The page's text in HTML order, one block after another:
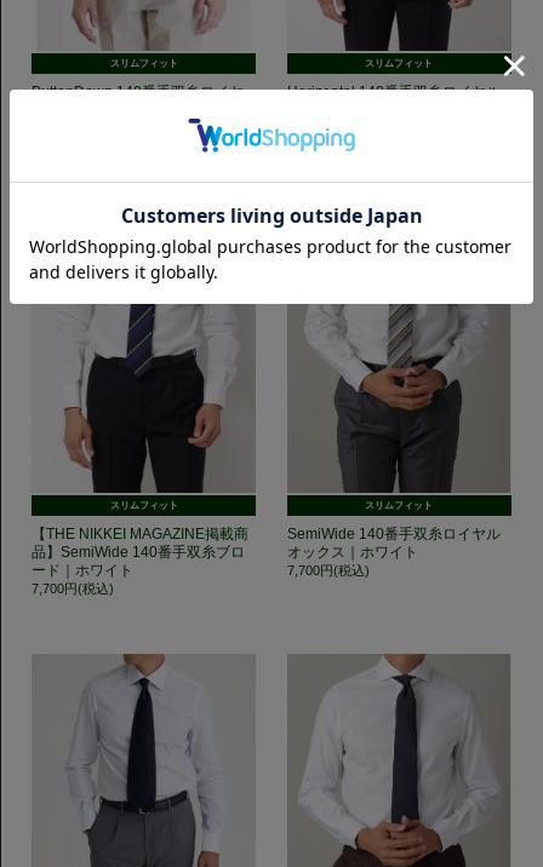
スリムフィット
ButtonDown 140番手双糸ロイヤ
スリムフィット
Horizontal 140番手双糸ロイヤル
7,700円(税込)
スリムフィット
【THE NIKKEI MAGAZINE掲載商
品】SemiWide 140番手双糸ブロ
ード｜ホワイト
7,700円(税込)
スリムフィット
SemiWide 140番手双糸ロイヤル
オックス｜ホワイト
7,700円(税込)